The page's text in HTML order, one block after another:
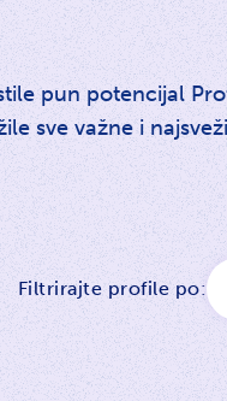
pun potencijal
sve važne i
Filtrirajte profile po: